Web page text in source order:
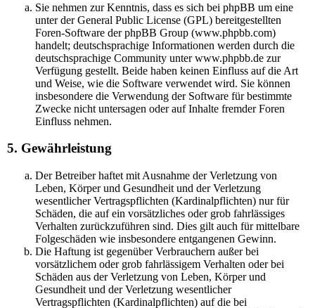
Sie nehmen zur Kenntnis, dass es sich bei phpBB um eine
unter der General Public License (GPL) bereitgestellten
Foren-Software der phpBB Group (www.phpbb.com)
handelt; deutschsprachige Informationen werden durch die
deutschsprachige Community unter www.phpbb.de zur
Verfügung gestellt. Beide haben keinen Einfluss auf die Art
und Weise, wie die Software verwendet wird. Sie können
insbesondere die Verwendung der Software für bestimmte
Zwecke nicht untersagen oder auf Inhalte fremder Foren
Einfluss nehmen.
5. Gewährleistung
Der Betreiber haftet mit Ausnahme der Verletzung von
Leben, Körper und Gesundheit und der Verletzung
wesentlicher Vertragspflichten (Kardinalpflichten) nur für
Schäden, die auf ein vorsätzliches oder grob fahrlässiges
Verhalten zurückzuführen sind. Dies gilt auch für mittelbare
Folgeschäden wie insbesondere entgangenen Gewinn.
Die Haftung ist gegenüber Verbrauchern außer bei
vorsätzlichem oder grob fahrlässigem Verhalten oder bei
Schäden aus der Verletzung von Leben, Körper und
Gesundheit und der Verletzung wesentlicher
Vertragspflichten (Kardinalpflichten) auf die bei